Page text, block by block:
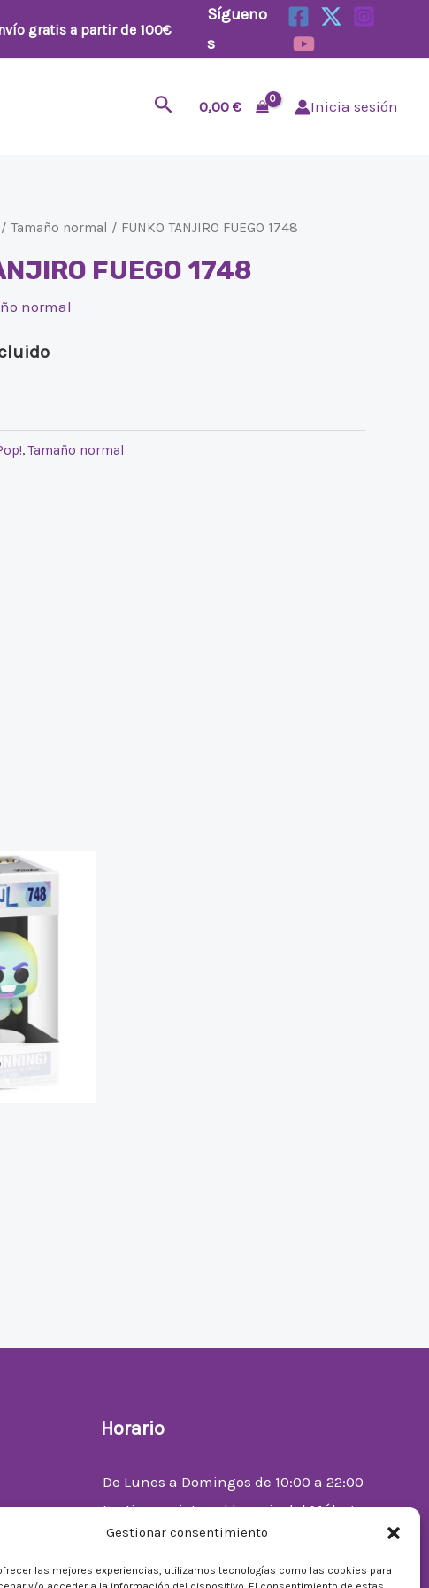
Gestionar consentimiento
las mejores experiencias, utilizamos tecnologías como las cookies para
gratis a partir de 100€
Sígueno
s
Buscar0,00 € Inicia sesión
/ Tamaño normal / FUNKO TANJIRO FUEGO 1748
FUEGO 1748
normal
,Tamaño normal
venta
Horario
De Lunes a Domingos de 10:00 a 22:00
Festivos sujetos al horario del Málaga
Factory